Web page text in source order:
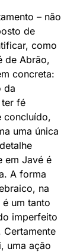
– não
de
como
de Abrão,
concreta:
da
ter fé
concluído,
uma única
em Javé é
A forma
na
um tanto
imperfeito
uma ação